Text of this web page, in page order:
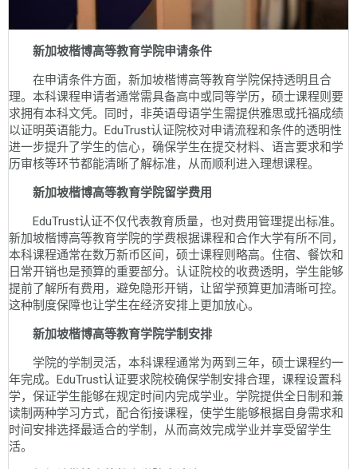
新加坡楷博高等教育学院申请条件
在申请条件方面，新加坡楷博高等教育学院保持透明且合
理。本科课程申请者通常需具备高中或同等学历，硕士课程则要
求拥有本科文凭。同时，非英语母语学生需提供雅思或托福成绩
以证明英语能力。EduTrust认证院校对申请流程和条件的透明性
进一步提升了学生的信心，确保学生在提交材料、语言要求和学
历审核等环节都能清晰了解标准，从而顺利进入理想课程。
新加坡楷博高等教育学院留学费用
EduTrust认证不仅代表教育质量，也对费用管理提出标准。
新加坡楷博高等教育学院的学费根据课程和合作大学有所不同，
本科课程通常在数万新币区间，硕士课程则略高。住宿、餐饮和
日常开销也是预算的重要部分。认证院校的收费透明，学生能够
提前了解所有费用，避免隐形开销，让留学预算更加清晰可控。
这种制度保障也让学生在经济安排上更加放心。
新加坡楷博高等教育学院学制安排
学院的学制灵活，本科课程通常为两到三年，硕士课程约一
年完成。EduTrust认证要求院校确保学制安排合理，课程设置科
学，保证学生能够在规定时间内完成学业。学院提供全日制和兼
读制两种学习方式，配合衔接课程，使学生能够根据自身需求和
时间安排选择最适合的学制，从而高效完成学业并享受留学生
活。